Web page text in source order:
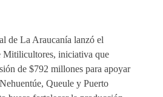
de La Araucanía lanzó el
Mitilicultores, iniciativa que
de $792 millones para apoyar
Queule y Puerto